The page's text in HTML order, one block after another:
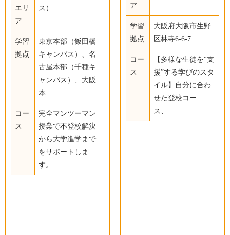
ア
学習
拠点
大阪府大阪市生野
区林寺6-6-7
コー
ス
【多様な生徒を“支
援”する学びのスタ
イル】自分に合わ
せた登校コー
ス、...
エリ
ア
ス）
学習
拠点
東京本部（飯田橋
キャンパス）、名
古屋本部（千種キ
ャンパス）、大阪
本...
コー
ス
完全マンツーマン
授業で不登校解決
から大学進学まで
をサポートしま
す。 ...